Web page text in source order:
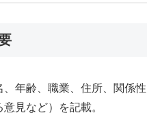
、年齢、職業、住所、関係
見など）を記載。